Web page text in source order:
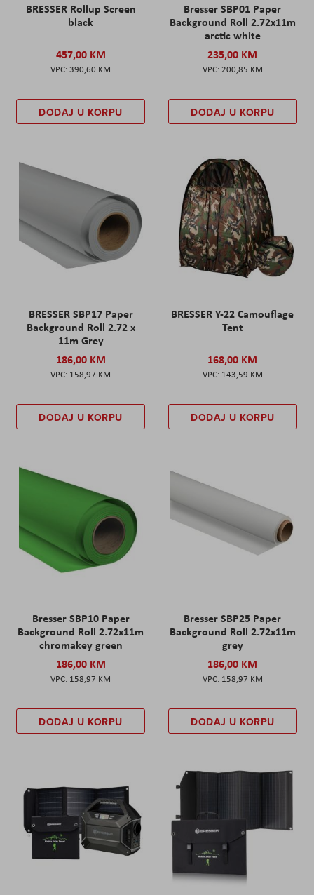
BRESSER Rollup Screen
black
457,00 KM
390,60 KM
DODAJ U KORPU
Bresser SBP01 Paper
Background Roll 2.72x11m
arctic white
235,00 KM
200,85 KM
DODAJ U KORPU
BRESSER SBP17 Paper
Background Roll 2.72 x
11m Grey
186,00 KM
158,97 KM
DODAJ U KORPU
BRESSER Y-22 Camouflage
Tent
168,00 KM
143,59 KM
DODAJ U KORPU
Bresser SBP10 Paper
Background Roll 2.72x11m
chromakey green
186,00 KM
158,97 KM
DODAJ U KORPU
Bresser SBP25 Paper
Background Roll 2.72x11m
grey
186,00 KM
158,97 KM
DODAJ U KORPU